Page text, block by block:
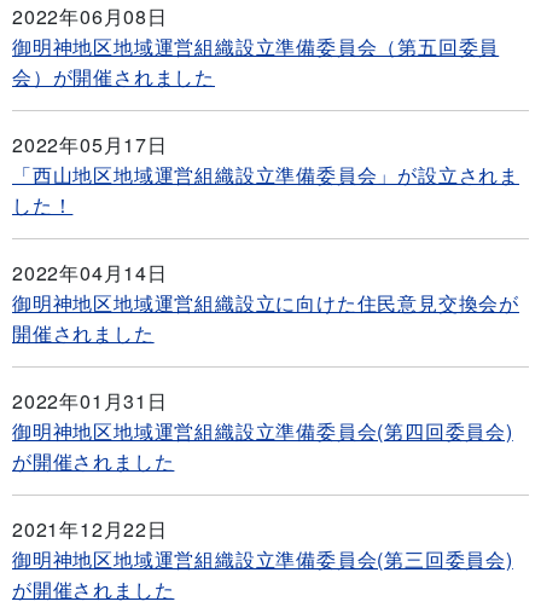
2022年06月08日
御明神地区地域運営組織設立準備委員会（第五回委員
会）が開催されました
2022年05月17日
「西山地区地域運営組織設立準備委員会」が設立されま
した！
2022年04月14日
御明神地区地域運営組織設立に向けた住民意見交換会が
開催されました
2022年01月31日
御明神地区地域運営組織設立準備委員会(第四回委員会)
が開催されました
2021年12月22日
御明神地区地域運営組織設立準備委員会(第三回委員会)
が開催されました